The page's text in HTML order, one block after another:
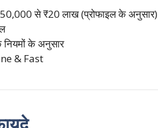
से ₹20 लाख (प्रोफाइल के अनुसार)
के अनुसार
& Fast